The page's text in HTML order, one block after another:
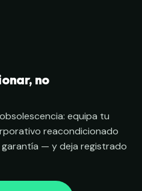
no
equipa tu
reacondicionado
— y deja registrado